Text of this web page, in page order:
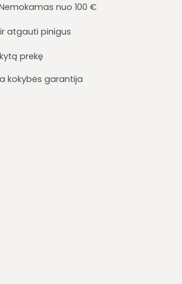
nuo 100 €
atgauti pinigus
prekę
kokybės garantija